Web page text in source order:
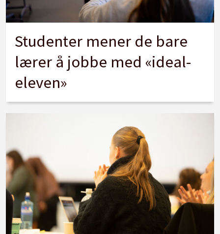
Studenter mener de bare
lærer å jobbe med «ideal-
eleven»